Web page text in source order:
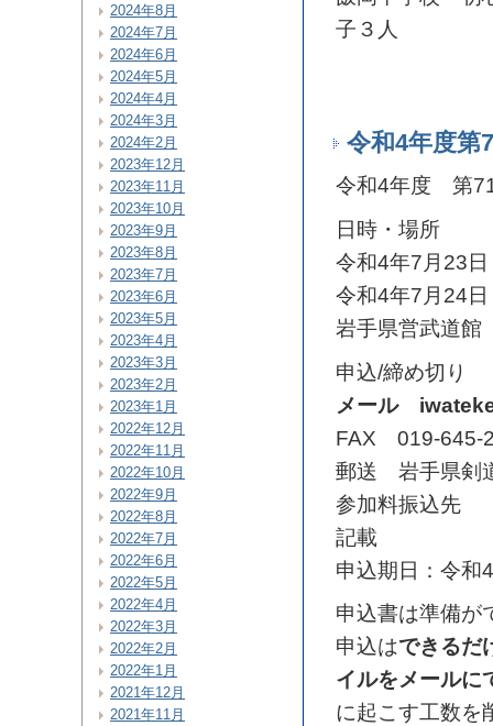
子３人
令和4年度第
令和4年度 第71
日時・場所
令和4年7月23
令和4年7月24
岩手県営武道館
申込/締め切り
メール
FAX 019-645-
郵送 岩手県剣
参加料振込先
記載
申込期日：令
申込書は準備が
申込はできるだ
イルをメールに
に起こす工数を
2024年8月
2024年7月
2024年6月
2024年5月
2024年4月
2024年3月
2024年2月
2023年12月
2023年11月
2023年10月
2023年9月
2023年8月
2023年7月
2023年6月
2023年5月
2023年4月
2023年3月
2023年2月
2023年1月
2022年12月
2022年11月
2022年10月
2022年9月
2022年8月
2022年7月
2022年6月
2022年5月
2022年4月
2022年3月
2022年2月
2022年1月
2021年12月
2021年11月